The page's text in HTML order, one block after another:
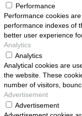
Performance
Performance cookies
performance indexes of
better user experience
Analytics
Analytics
Analytical cookies are
the website. These
number of visitors,
Advertisement
Advertisement